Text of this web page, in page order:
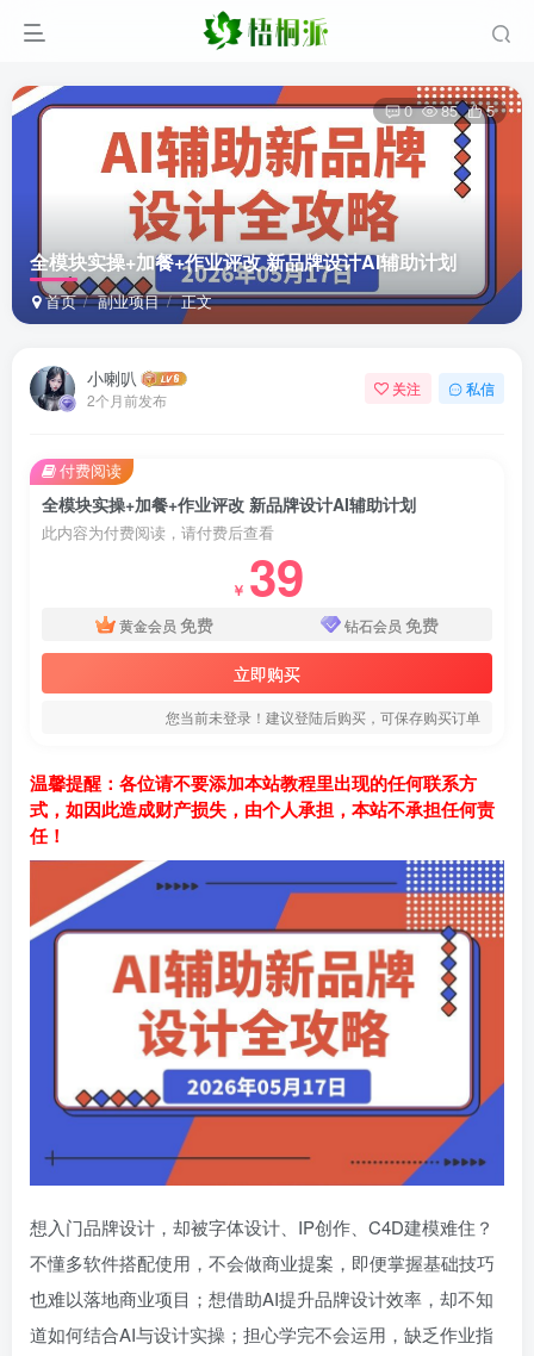
全模块实操+加餐+作业评改 新品牌设计AI辅助计划
首页 副业项目 正文
0 85 5
小喇叭
2个月前发布
关注 私信
全模块实操+加餐+作业评改 新品牌设计AI辅助计划
此内容为付费阅读，请付费后查看
￥ 39
黄金会员 免费 钻石会员 免费
立即购买
您当前未登录！建议登陆后购买，可保存购买订单
付费阅读
温馨提醒：各位请不要添加本站教程里出现的任何联系方
式，如因此造成财产损失，由个人承担，本站不承担任何责
任！
想入门品牌设计，却被字体设计、IP创作、C4D建模难住？
不懂多软件搭配使用，不会做商业提案，即便掌握基础技巧
也难以落地商业项目；想借助AI提升品牌设计效率，却不知
道如何结合AI与设计实操；担心学完不会运用，缺乏作业指